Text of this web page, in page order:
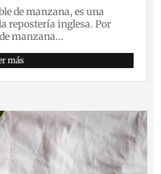
de manzana, es una
repostería inglesa. Por
manzana...
más